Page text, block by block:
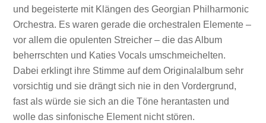
und begeisterte mit Klängen des Georgian Philharmonic
Orchestra. Es waren gerade die orchestralen Elemente –
vor allem die opulenten Streicher – die das Album
beherrschten und Katies Vocals umschmeichelten.
Dabei erklingt ihre Stimme auf dem Originalalbum sehr
vorsichtig und sie drängt sich nie in den Vordergrund,
fast als würde sie sich an die Töne herantasten und
wolle das sinfonische Element nicht stören.